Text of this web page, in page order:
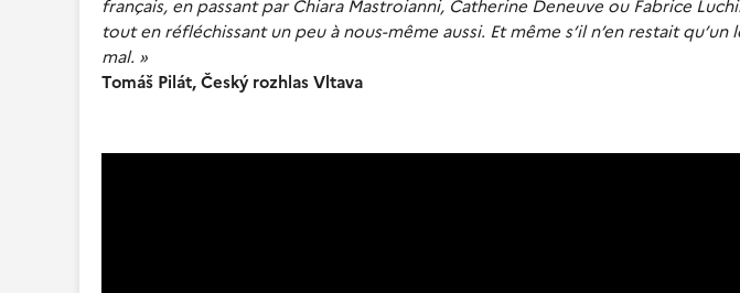
français, en passant par Chiara Mastroianni, Catherine Deneuve ou Fabrice
tout en réfléchissant un peu à nous-même aussi. Et même s’il n’en restait qu’un
mal. »
Tomáš Pilát, Český rozhlas Vltava